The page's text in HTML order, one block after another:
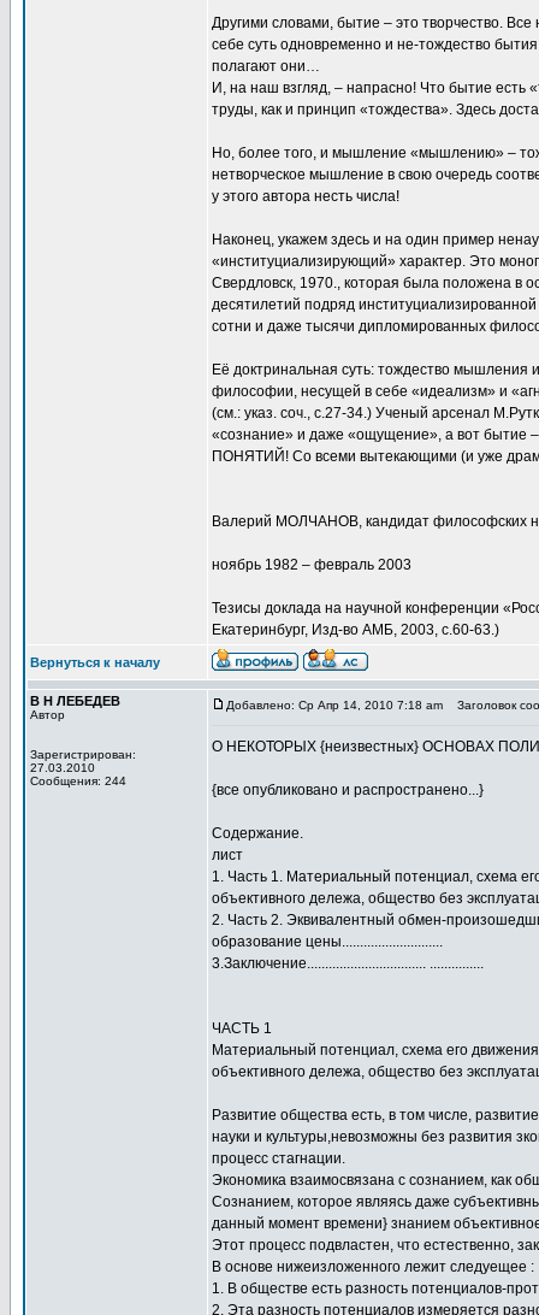
Другими словами, бытие – это творчество.
себе суть одновременно и не-тождество
полагают они…
И, на наш взгляд, – напрасно! Что бытие есть
труды, как и принцип «тождества». Здесь
Но, более того, и мышление «мышлению» –
нетворческое мышление в свою очередь
у этого автора несть числа!
Наконец, укажем здесь и на один пример
«институциализирующий» характер. Это
Свердловск, 1970., которая была положена в
десятилетий подряд
сотни и даже тысячи дипломированных
Её доктринальная суть: тождество мышления
философии, несущей в себе «идеализм» и
(см.: указ. соч., с.27-34.) Ученый арсенал
«сознание» и даже «ощущение», а вот бытие
ПОНЯТИЙ! Со всеми вытекающими (и уже
Валерий МОЛЧАНОВ, кандидат философских
ноябрь 1982 – февраль 2003
Тезисы доклада на научной конференции
Екатеринбург, Изд-во АМБ, 2003, с.60-63.)
Вернуться к началу
В Н ЛЕБЕДЕВ
Автор
Зарегистрирован:
27.03.2010
Сообщения: 244
Добавлено: Ср Апр 14, 2010 7:18 am Заголовок
О НЕКОТОРЫХ {неизвестных} ОСНОВАХ
{все опубликовано и распространено...}
Содержание.
лист
1. Часть 1. Материальный потенциал, схема
объективного дележа, общество без
2. Часть 2. Эквивалентный обмен-
образование цены............................
3.Заключение................................. ...............
ЧАСТЬ 1
Материальный потенциал, схема его
объективного дележа, общество без
Развитие общества есть, в том числе,
науки и культуры,невозможны без развития
процесс стагнации.
Экономика взаимосвязана с сознанием, как
Сознанием, которое являясь даже
данный момент времени} знанием
Этот процесс подвластен, что естественно,
В основе нижеизложенного лежит следуещее :
1. В обществе есть разность потенциалов-
2. Эта разность потенциалов измеряется